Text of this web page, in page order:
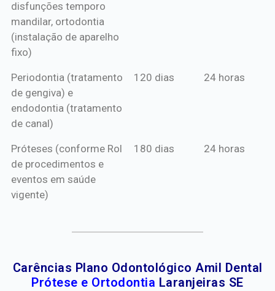
disfunções temporo
mandilar, ortodontia
(instalação de aparelho
fixo)
Periodontia (tratamento
de gengiva) e
endodontia (tratamento
de canal)
120 dias 24 horas
Próteses (conforme Rol
de procedimentos e
eventos em saúde
vigente)
180 dias 24 horas
Carências Plano Odontológico Amil Dental
Prótese e Ortodontia Laranjeiras SE